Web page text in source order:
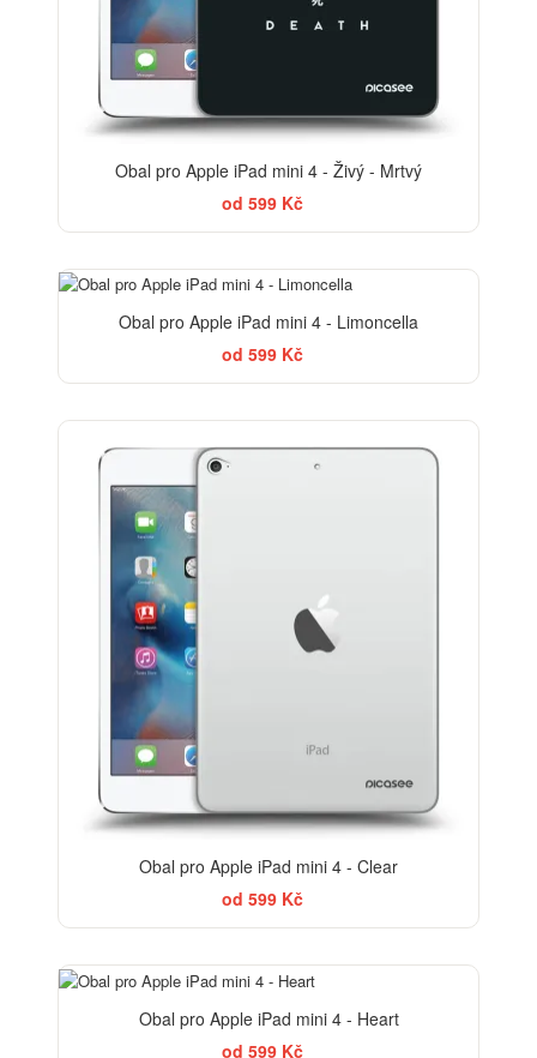
Obal pro Apple iPad mini 4 - Živý - Mrtvý
od 599 Kč
Obal pro Apple iPad mini 4 - Limoncella
od 599 Kč
Obal pro Apple iPad mini 4 - Clear
od 599 Kč
Obal pro Apple iPad mini 4 - Heart
od 599 Kč